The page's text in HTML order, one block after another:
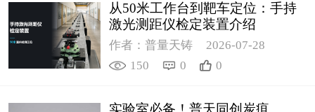
从50米工作台到靶车定位：手持
激光测距仪检定装置介绍
作者：普量天铸
2026-07-28
150
0 0